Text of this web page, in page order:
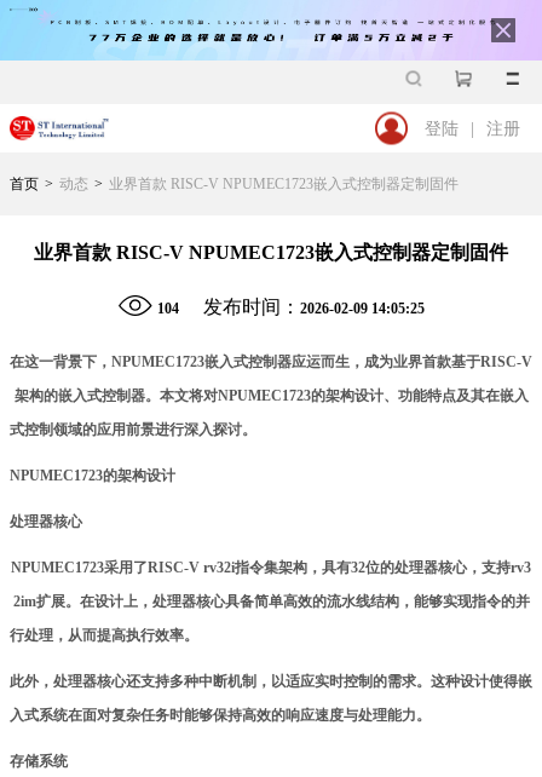
登陆 | 注册
首页 > 动态 > 业界首款 RISC-V NPUMEC1723嵌入式控制器定制固件
业界首款 RISC-V NPUMEC1723嵌入式控制器定制固件
104 发布时间： 2026-02-09 14:05:25
在这一背景下，NPUMEC1723嵌入式控制器应运而生，成为业界首款基于RISC-V
架构的嵌入式控制器。本文将对NPUMEC1723的架构设计、功能特点及其在嵌入
式控制领域的应用前景进行深入探讨。
NPUMEC1723的架构设计
处理器核心
NPUMEC1723采用了RISC-V rv32i指令集架构，具有32位的处理器核心，支持rv3
2im扩展。在设计上，处理器核心具备简单高效的流水线结构，能够实现指令的并
行处理，从而提高执行效率。
此外，处理器核心还支持多种中断机制，以适应实时控制的需求。这种设计使得嵌
入式系统在面对复杂任务时能够保持高效的响应速度与处理能力。
存储系统